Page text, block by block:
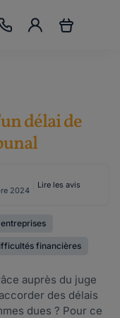
délai de
2024
Lire les avis
financières
auprès du juge
des délais
dues ? Pour ce